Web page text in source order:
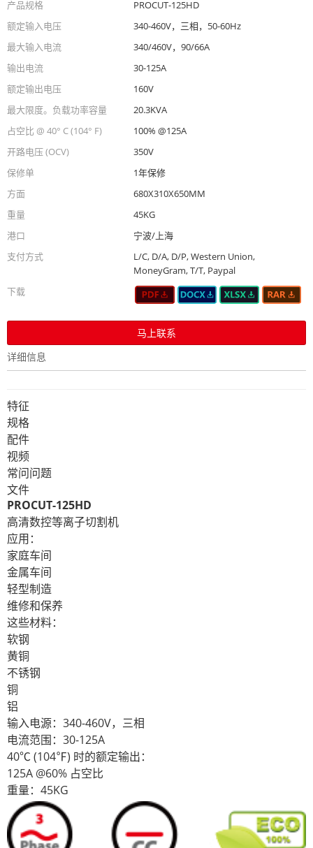
产品规格
PROCUT-125HD
额定输入电压
340-460V，三相，50-60Hz
最大输入电流
340/460V，90/66A
输出电流
30-125A
额定输出电压
160V
最大限度。负载功率容量
20.3KVA
占空比 @ 40° C (104° F)
100% @125A
开路电压 (OCV)
350V
保修单
1年保修
方面
680X310X650MM
重量
45KG
港口
宁波/上海
支付方式
L/C, D/A, D/P, Western Union,
MoneyGram, T/T, Paypal
下载
马上联系
详细信息
特征
规格
配件
视频
常问问题
文件
PROCUT-125HD
高清数控等离子切割机
应用：
家庭车间
金属车间
轻型制造
维修和保养
这些材料：
软钢
黄铜
不锈钢
铜
铝
输入电源：340-460V，三相
电流范围：30-125A
40℃ (104℉) 时的额定输出：
125A @60% 占空比
重量：45KG